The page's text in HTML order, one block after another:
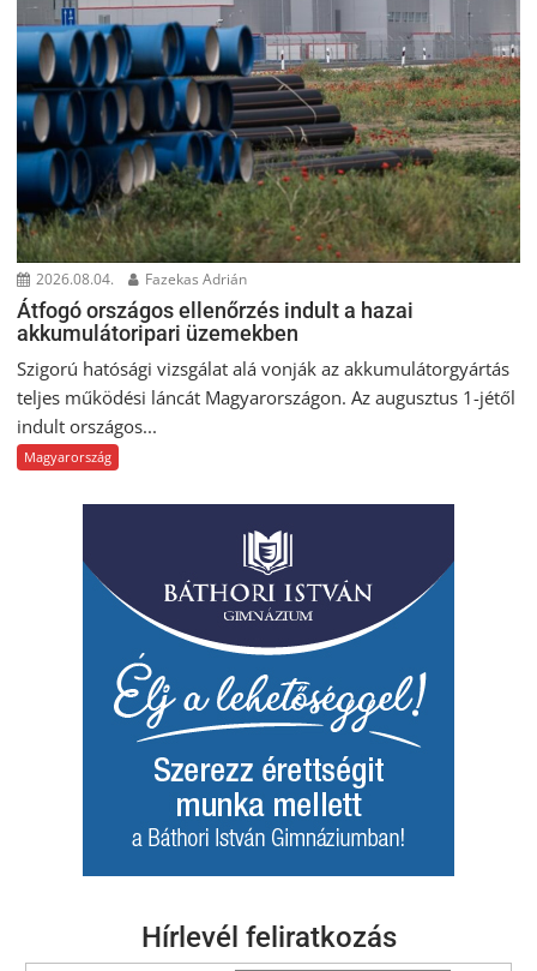
2026.08.04. Fazekas Adrián
Átfogó országos ellenőrzés indult a hazai
akkumulátoripari üzemekben
Szigorú hatósági vizsgálat alá vonják az akkumulátorgyártás
teljes működési láncát Magyarországon. Az augusztus 1-jétől
indult országos...
Magyarország
Hírlevél feliratkozás